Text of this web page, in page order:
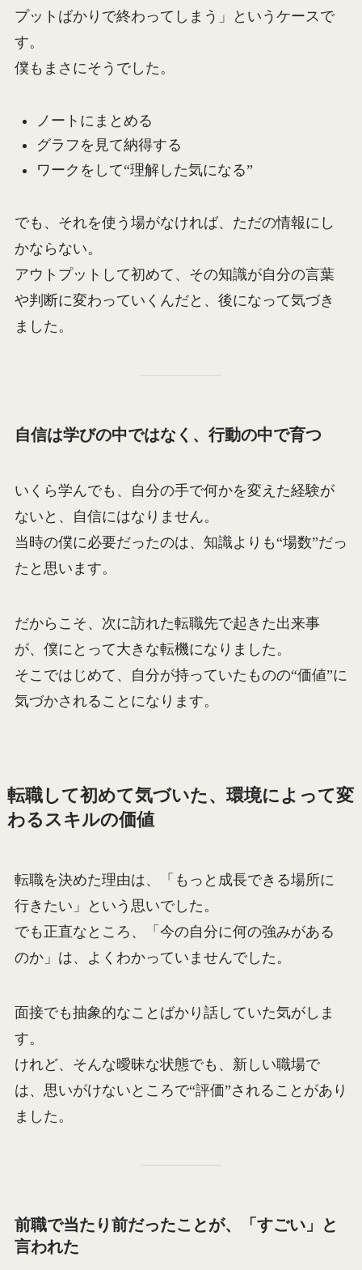
プットばかりで終わってしまう」というケースで
す。
僕もまさにそうでした。
ノートにまとめる
グラフを見て納得する
ワークをして“理解した気になる”
でも、それを使う場がなければ、ただの情報にし
かならない。
アウトプットして初めて、その知識が自分の言葉
や判断に変わっていくんだと、後になって気づき
ました。
自信は学びの中ではなく、行動の中で育つ
いくら学んでも、自分の手で何かを変えた経験が
ないと、自信にはなりません。
当時の僕に必要だったのは、知識よりも“場数”だっ
たと思います。
だからこそ、次に訪れた転職先で起きた出来事
が、僕にとって大きな転機になりました。
そこではじめて、自分が持っていたものの“価値”に
気づかされることになります。
転職して初めて気づいた、環境によって変
わるスキルの価値
転職を決めた理由は、「もっと成長できる場所に
行きたい」という思いでした。
でも正直なところ、「今の自分に何の強みがある
のか」は、よくわかっていませんでした。
面接でも抽象的なことばかり話していた気がしま
す。
けれど、そんな曖昧な状態でも、新しい職場で
は、思いがけないところで“評価”されることがあり
ました。
前職で当たり前だったことが、「すごい」と
言われた